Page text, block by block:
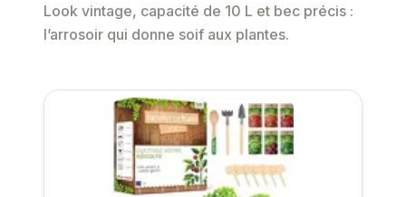
Look vintage, capacité de 10 L et bec précis :
l’arrosoir qui donne soif aux plantes.